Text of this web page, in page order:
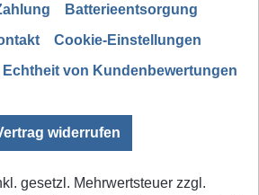
Batterieentsorgung
Cookie-Einstellungen
Echtheit von Kundenbewertungen
widerrufen
gesetzl. Mehrwertsteuer zzgl.